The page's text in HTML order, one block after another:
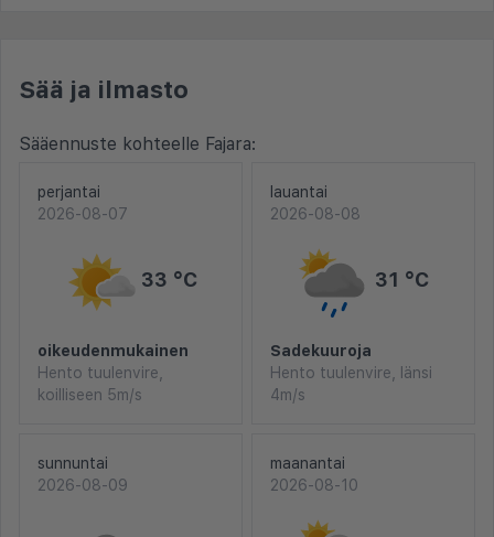
Sää ja ilmasto
Sääennuste kohteelle Fajara:
perjantai
2026-08-07
33 °C
oikeudenmukainen
Hento tuulenvire,
koilliseen 5m/s
lauantai
2026-08-08
31 °C
Sadekuuroja
Hento tuulenvire, länsi
4m/s
sunnuntai
2026-08-09
maanantai
2026-08-10